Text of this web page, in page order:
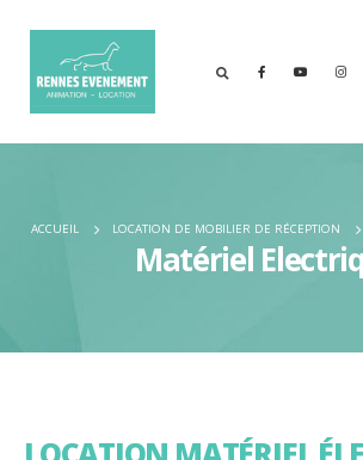
ACCUEIL LOCATION DE MOBILIER DE RÉCEPTION
Matériel